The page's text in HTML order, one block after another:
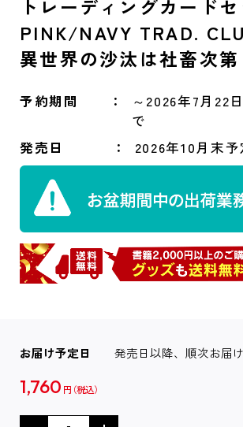
トレーディングカード
PINK/NAVY TRAD.
異世界の沙汰は社畜次第
予約期間
～2026年7月22
で
発売日
2026年10月末予
お届け予定日 発売日以降、順次お届
1,760 円